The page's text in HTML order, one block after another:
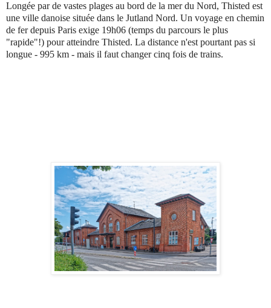
Longée par de vastes plages au bord de la mer du Nord, Thisted est
une ville danoise située dans le Jutland Nord. Un voyage en chemin
de fer depuis Paris exige 19h06 (temps du parcours le plus
"rapide"!) pour atteindre Thisted. La distance n'est pourtant pas si
longue - 995 km - mais il faut changer cinq fois de trains.